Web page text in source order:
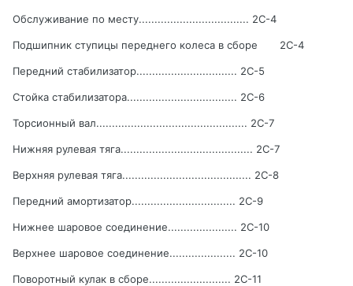
Обслуживание по месту................................... 2C-4
Подшипник ступицы переднего колеса в сборе 2C-4
Передний стабилизатор................................ 2C-5
Стойка стабилизатора................................... 2C-6
Торсионный вал................................................ 2C-7
Нижняя рулевая тяга.......................................... 2C-7
Верхняя рулевая тяга......................................... 2C-8
Передний амортизатор................................. 2C-9
Нижнее шаровое соединение...................... 2C-10
Верхнее шаровое соединение..................... 2C-10
Поворотный кулак в сборе.......................... 2C-11